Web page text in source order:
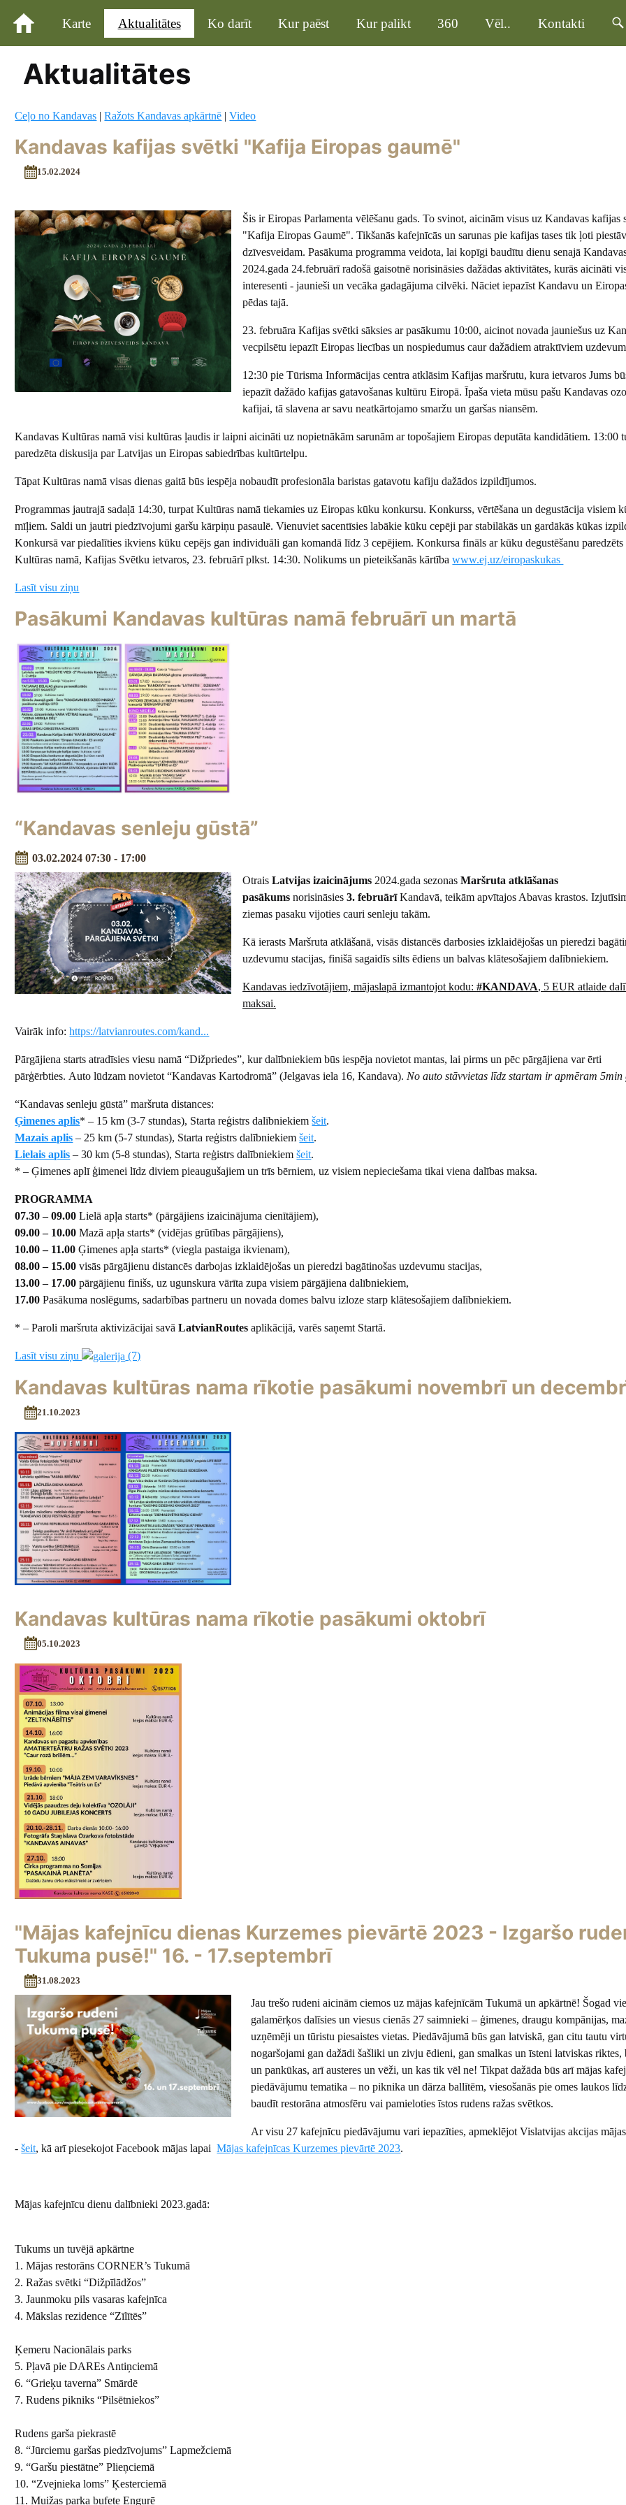
Karte Aktualitātes Ko darīt Kur paēst Kur palikt 360 Vēl.. Kontakti
Aktualitātes
Ceļo no Kandavas |Ražots Kandavas apkārtnē |Video
Kandavas kafijas svētki "Kafija Eiropas gaumē"
15.02.2024
Šis ir Eiropas Parlamenta vēlēšanu gads. To svinot, aicinām visus uz Kandavas kafijas
"Kafija Eiropas Gaumē". Tikšanās kafejnīcās un sarunas pie kafijas tases tik ļoti
dzīvesveidam. Pasākuma programma veidota, lai kopīgi baudītu dienu senajā
2024.gada 24.februārī radošā gaisotnē norisināsies dažādas aktivitātes, kurās aicināti
interesenti - jaunieši un vecāka gadagājuma cilvēki. Nāciet iepazīst Kandavu un
pēdas tajā.
23. februāra Kafijas svētki sāksies ar pasākumu 10:00, aicinot novada jauniešus uz
vecpilsētu iepazīt Eiropas liecības un nospiedumus caur dažādiem atraktīviem
12:30 pie Tūrisma Informācijas centra atklāsim Kafijas maršrutu, kura ietvaros Jums
iepazīt dažādo kafijas gatavošanas kultūru Eiropā. Īpaša vieta mūsu pašu Kandavas
kafijai, tā slavena ar savu neatkārtojamo smaržu un garšas niansēm.
Kandavas Kultūras namā visi kultūras ļaudis ir laipni aicināti uz nopietnākām sarunām ar topošajiem Eiropas deputāta kandidātiem. 13:00
paredzēta diskusija par Latvijas un Eiropas sabiedrības kultūrtelpu.
Tāpat Kultūras namā visas dienas gaitā būs iespēja nobaudīt profesionāla baristas gatavotu kafiju dažādos izpildījumos.
Programmas jautrajā sadaļā 14:30, turpat Kultūras namā tiekamies uz Eiropas kūku konkursu. Konkurss, vērtēšana un degustācija visiem
mīļiem. Saldi un jautri piedzīvojumi garšu kārpiņu pasaulē. Vienuviet sacentīsies labākie kūku cepēji par stabilākās un gardākās kūkas
Konkursā var piedalīties ikviens kūku cepējs gan individuāli gan komandā līdz 3 cepējiem. Konkursa fināls ar kūku degustēšanu
Kultūras namā, Kafijas Svētku ietvaros, 23. februārī plkst. 14:30. Nolikums un pieteikšanās kārtībawww.ej.uz/eiropaskukas
Lasīt visu ziņu
Pasākumi Kandavas kultūras namā februārī un martā
“Kandavas senleju gūstā”
03.02.2024 07:30 - 17:00
OtraisLatvijas izaicinājums 2024.gada sezonasMaršruta atklāšanas
pasākums norisināsies3. februārīKandavā, teikām apvītajos Abavas krastos.
ziemas pasaku vijoties cauri senleju takām.
Kā ierasts Maršruta atklāšanā, visās distancēs darbosies izklaidējošas un pieredzi
uzdevumu stacijas, finišā sagaidīs silts ēdiens un balvas klātesošajiem dalībniekiem.
Kandavas iedzīvotājiem, mājaslapā izmantojot kodu:#KANDAVA, 5 EUR atlaide
maksai.
Vairāk info:https://latvianroutes.com/kand...
Pārgājiena starts atradīsies viesu namā “Dižpriedes”, kur dalībniekiem būs iespēja novietot mantas, lai pirms un pēc pārgājiena var ērti
pārģērbties. Auto lūdzam novietot “Kandavas Kartodromā” (Jelgavas iela 16, Kandava). No auto stāvvietas līdz startam ir apmēram 5min
“Kandavas senleju gūstā” maršruta distances:
Ģimenes aplis* – 15 km (3-7 stundas), Starta reģistrs dalībniekiemšeit.
Mazais aplis – 25 km (5-7 stundas), Starta reģistrs dalībniekiemšeit.
Lielais aplis – 30 km (5-8 stundas), Starta reģistrs dalībniekiemšeit.
* – Ģimenes aplī ģimenei līdz diviem pieaugušajiem un trīs bērniem, uz visiem nepieciešama tikai viena dalības maksa.
PROGRAMMA
07.30 – 09.00 Lielā apļa starts* (pārgājiens izaicinājuma cienītājiem),
09.00 – 10.00 Mazā apļa starts* (vidējas grūtības pārgājiens),
10.00 – 11.00 Ģimenes apļa starts* (viegla pastaiga ikvienam),
08.00 – 15.00 visās pārgājienu distancēs darbojas izklaidējošas un pieredzi bagātinošas uzdevumu stacijas,
13.00 – 17.00 pārgājienu finišs, uz ugunskura vārīta zupa visiem pārgājiena dalībniekiem,
17.00 Pasākuma noslēgums, sadarbības partneru un novada domes balvu izloze starp klātesošajiem dalībniekiem.
* – Paroli maršruta aktivizācijai savāLatvianRoutes aplikācijā, varēs saņemt Startā.
Lasīt visu ziņu (7)
Kandavas kultūras nama rīkotie pasākumi novembrī un
21.10.2023
Kandavas kultūras nama rīkotie pasākumi oktobrī
05.10.2023
"Mājas kafejnīcu dienas Kurzemes pievārtē 2023 - Izgaršo
Tukuma pusē!" 16. - 17.septembrī
31.08.2023
Jau trešo rudeni aicinām ciemos uz mājas kafejnīcām Tukumā un apkārtnē! Šogad
galamērķos dalīsies un viesus cienās 27 saimnieki – ģimenes, draugu kompānijas,
uzņēmēji un tūristu piesaistes vietas. Piedāvājumā būs gan latviskā, gan citu tautu
nogaršojami gan dažādi šašliki un zivju ēdieni, gan smalkas un īsteni latviskas riktes,
un pankūkas, arī austeres un vēži, un kas tik vēl ne! Tikpat dažāda būs arī mājas
piedāvājumu tematika – no piknika un dārza ballītēm, viesošanās pie omes laukos
baudīt restorāna atmosfēru vai pamieloties īstos rudens ražas svētkos.
Ar visu 27 kafejnīcu piedāvājumu vari iepazīties, apmeklējot Vislatvijas akcijas
-šeit, kā arī piesekojot Facebook mājas lapaiMājas kafejnīcas Kurzemes pievārtē 2023.
Mājas kafejnīcu dienu dalībnieki 2023.gadā:
Tukums un tuvējā apkārtne
1. Mājas restorāns CORNER’s Tukumā
2. Ražas svētki “Dižpīlādžos”
3. Jaunmoku pils vasaras kafejnīca
4. Mākslas rezidence “Zīlītēs”
Ķemeru Nacionālais parks
5. Pļavā pie DAREs Antiņciemā
6. “Grieķu taverna” Smārdē
7. Rudens pikniks “Pilsētniekos”
Rudens garša piekrastē
8. “Jūrciemu garšas piedzīvojums” Lapmežciemā
9. “Garšu piestātne” Plieņciemā
10. “Zvejnieka loms” Ķesterciemā
11. Muižas parka bufete Engurē